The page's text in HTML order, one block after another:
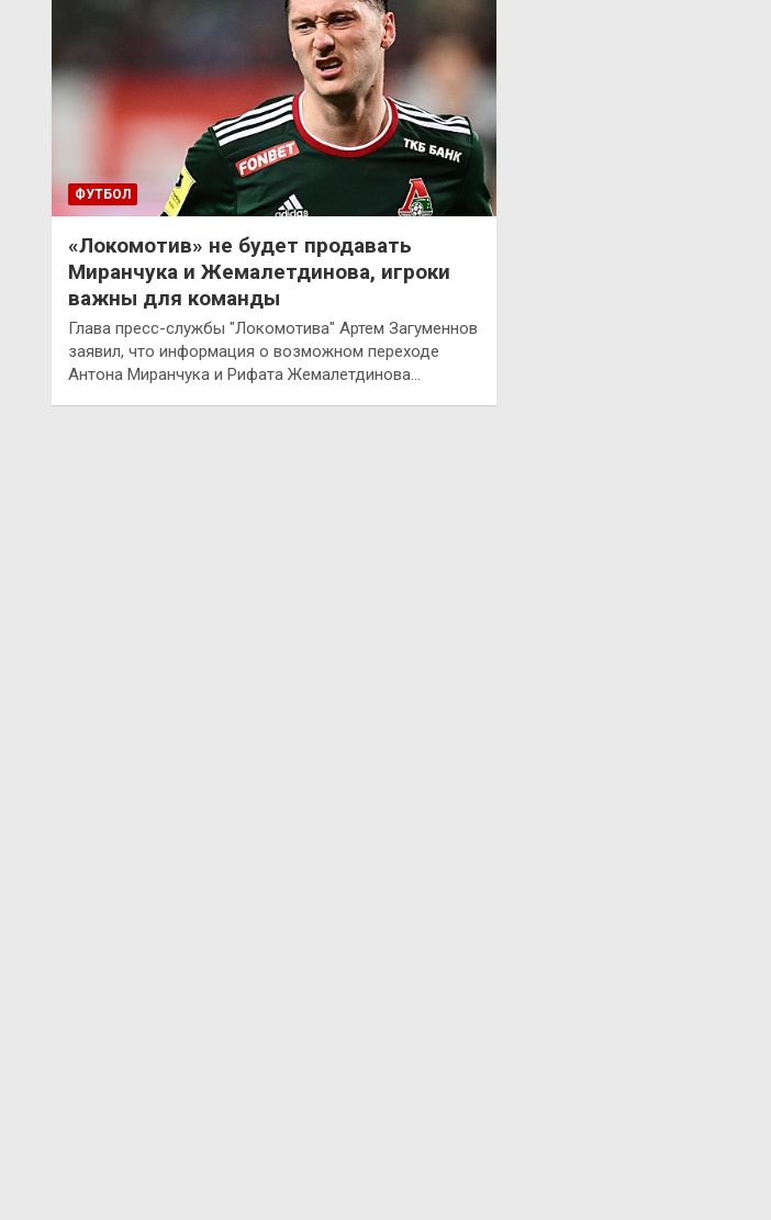
ФУТБОЛ
«Локомотив» не будет продавать
Миранчука и Жемалетдинова, игроки
важны для команды
Глава пресс-службы "Локомотива" Артем Загуменнов
заявил, что информация о возможном переходе
Антона Миранчука и Рифата Жемалетдинова…